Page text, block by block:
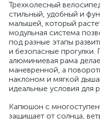
Трехколесный
стильный, удобный и
малышей, который
модульная система
под разные этапы
и безопасные прогулки.
алюминиевая рама
маневренной, а
наклоном и мягкой
идеальные условия для
Капюшон с
защищает от солнца,